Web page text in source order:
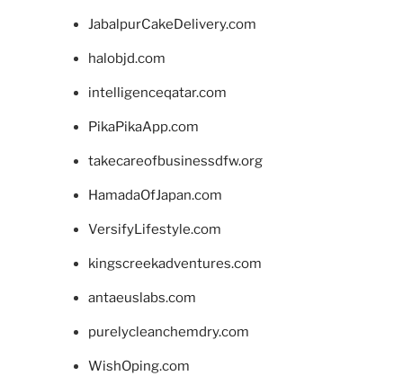
JabalpurCakeDelivery.com
halobjd.com
intelligenceqatar.com
PikaPikaApp.com
takecareofbusinessdfw.org
HamadaOfJapan.com
VersifyLifestyle.com
kingscreekadventures.com
antaeuslabs.com
purelycleanchemdry.com
WishOping.com